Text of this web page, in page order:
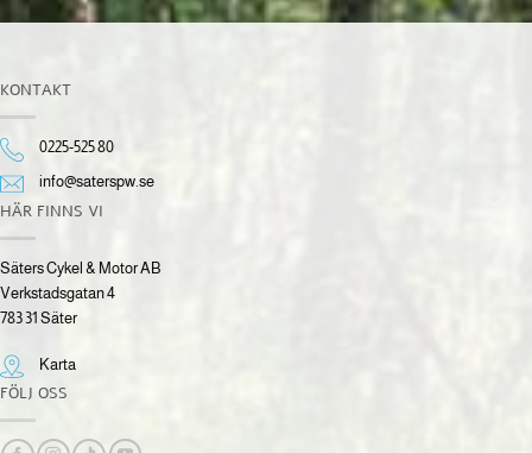
KONTAKT
0225-525 80
info@saterspw.se
HÄR FINNS VI
Säters Cykel & Motor AB
Verkstadsgatan 4
783 31 Säter
Karta
FÖLJ OSS